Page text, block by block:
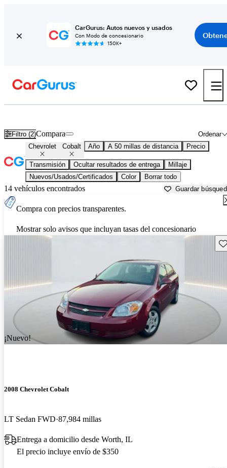
CarGurus: Autos nuevos y usados
Con Modo de concesionario
150K+
Filtro (2) Ordenar
Compara
Chevrolet Cobalt Año A 50 millas de distancia Precio
Transmisión Ocultar resultados de entrega
Millaje
Nuevos/Usados/Certificados
Color Borrar todo
14 vehículos encontrados Guardar
Compra con precios transparentes.
Mostrar solo avisos que incluyan tasas del concesionario
¡Nuevo!
2008 Chevrolet Cobalt
LT Sedan FWD 87,984 millas
Entrega a domicilio desde Worth, IL
El precio incluye envío de $350